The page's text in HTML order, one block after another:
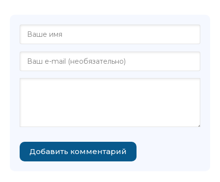
Добавить комментарий